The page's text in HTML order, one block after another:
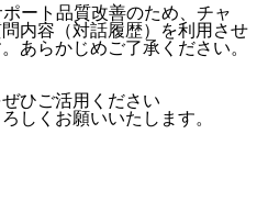
ート品質改善のため、チャ
内容（対話履歴）を利用させ
あらかじめご了承ください。
ひご活用ください
しくお願いいたします。